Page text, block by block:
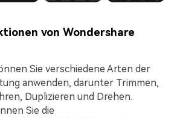
von Wondershare
Sie verschiedene Arten der
anwenden, darunter Trimmen,
Duplizieren und Drehen.
Sie die